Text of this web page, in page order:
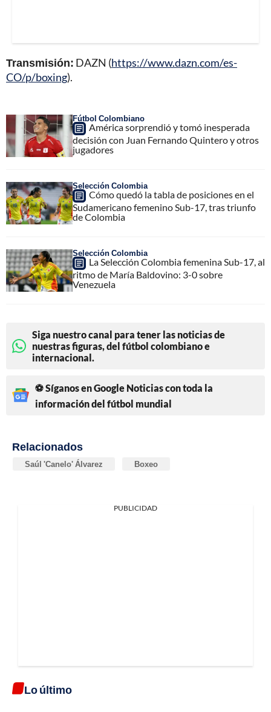
Transmisión: DAZN (https://www.dazn.com/es-
CO/p/boxing).
Fútbol Colombiano
América sorprendió y tomó inesperada
decisión con Juan Fernando Quintero y otros
jugadores
Selección Colombia
Cómo quedó la tabla de posiciones en el
Sudamericano femenino Sub-17, tras triunfo
de Colombia
Selección Colombia
La Selección Colombia femenina Sub-17, al
ritmo de María Baldovino: 3-0 sobre
Venezuela
Siga nuestro canal para tener las noticias de
nuestras figuras, del fútbol colombiano e
internacional.
⚽ Síganos en Google Noticias con toda la
información del fútbol mundial
Relacionados
Saúl 'Canelo' Álvarez Boxeo
PUBLICIDAD
Lo último